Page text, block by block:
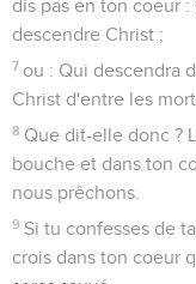
dis pas en ton coeur
descendre Christ ;
7 ou : Qui descendra
Christ d'entre les
8 Que dit-elle donc ?
bouche et dans ton
nous prêchons.
9 Si tu confesses de
crois dans ton coeur